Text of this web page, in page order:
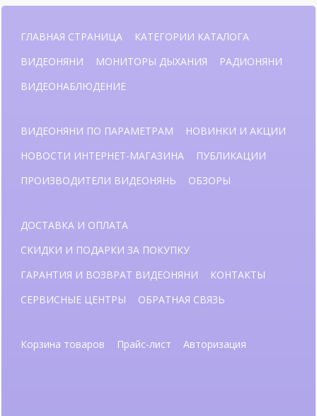
ГЛАВНАЯ СТРАНИЦА
КАТЕГОРИИ КАТАЛОГА
ВИДЕОНЯНИ
МОНИТОРЫ ДЫХАНИЯ
РАДИОНЯНИ
ВИДЕОНАБЛЮДЕНИЕ
ВИДЕОНЯНИ ПО ПАРАМЕТРАМ
НОВИНКИ И АКЦИИ
НОВОСТИ ИНТЕРНЕТ-МАГАЗИНА
ПУБЛИКАЦИИ
ПРОИЗВОДИТЕЛИ ВИДЕОНЯНЬ
ОБЗОРЫ
ДОСТАВКА И ОПЛАТА
СКИДКИ И ПОДАРКИ ЗА ПОКУПКУ
ГАРАНТИЯ И ВОЗВРАТ ВИДЕОНЯНИ
КОНТАКТЫ
СЕРВИСНЫЕ ЦЕНТРЫ
ОБРАТНАЯ СВЯЗЬ
Корзина товаров Прайс-лист Авторизация